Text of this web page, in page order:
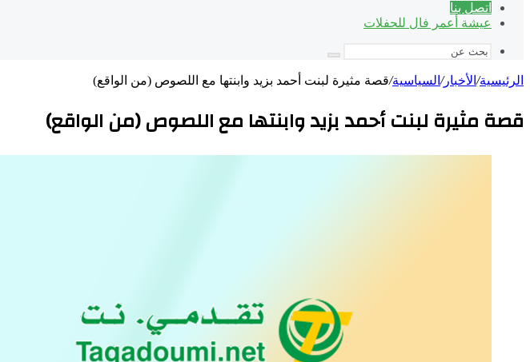
اتصل بنا
عيشة أعمر فال للحفلات
بحث
عن
الرئيسية/ الأخبار/ السياسية/قصة مثيرة لبنت أحمد بزيد وابنتها مع اللصوص (من الواقع)
قصة مثيرة لبنت أحمد بزيد وابنتها مع اللصوص (من الواقع)